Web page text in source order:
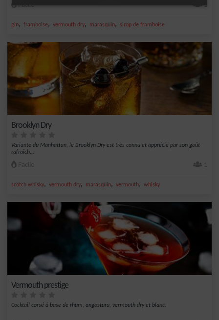
Facile 1
gin, framboise, vermouth dry, marasquin, sirop de framboise
Brooklyn Dry
Variante du Manhattan, le Brooklyn Dry est très connu et apprécié par son goût
rafraîch...
Facile 1
scotch whisky, vermouth dry, marasquin, vermouth, whisky
Vermouth prestige
Cocktail corsé à base de rhum, angostura, vermouth dry et blanc.